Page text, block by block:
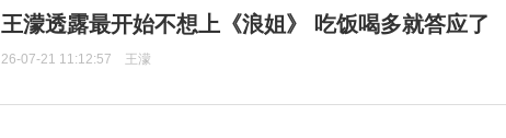
王濛透露最开始不想上《浪姐》 吃饭喝多就答应了
26-07-21 11:12:57 王濛